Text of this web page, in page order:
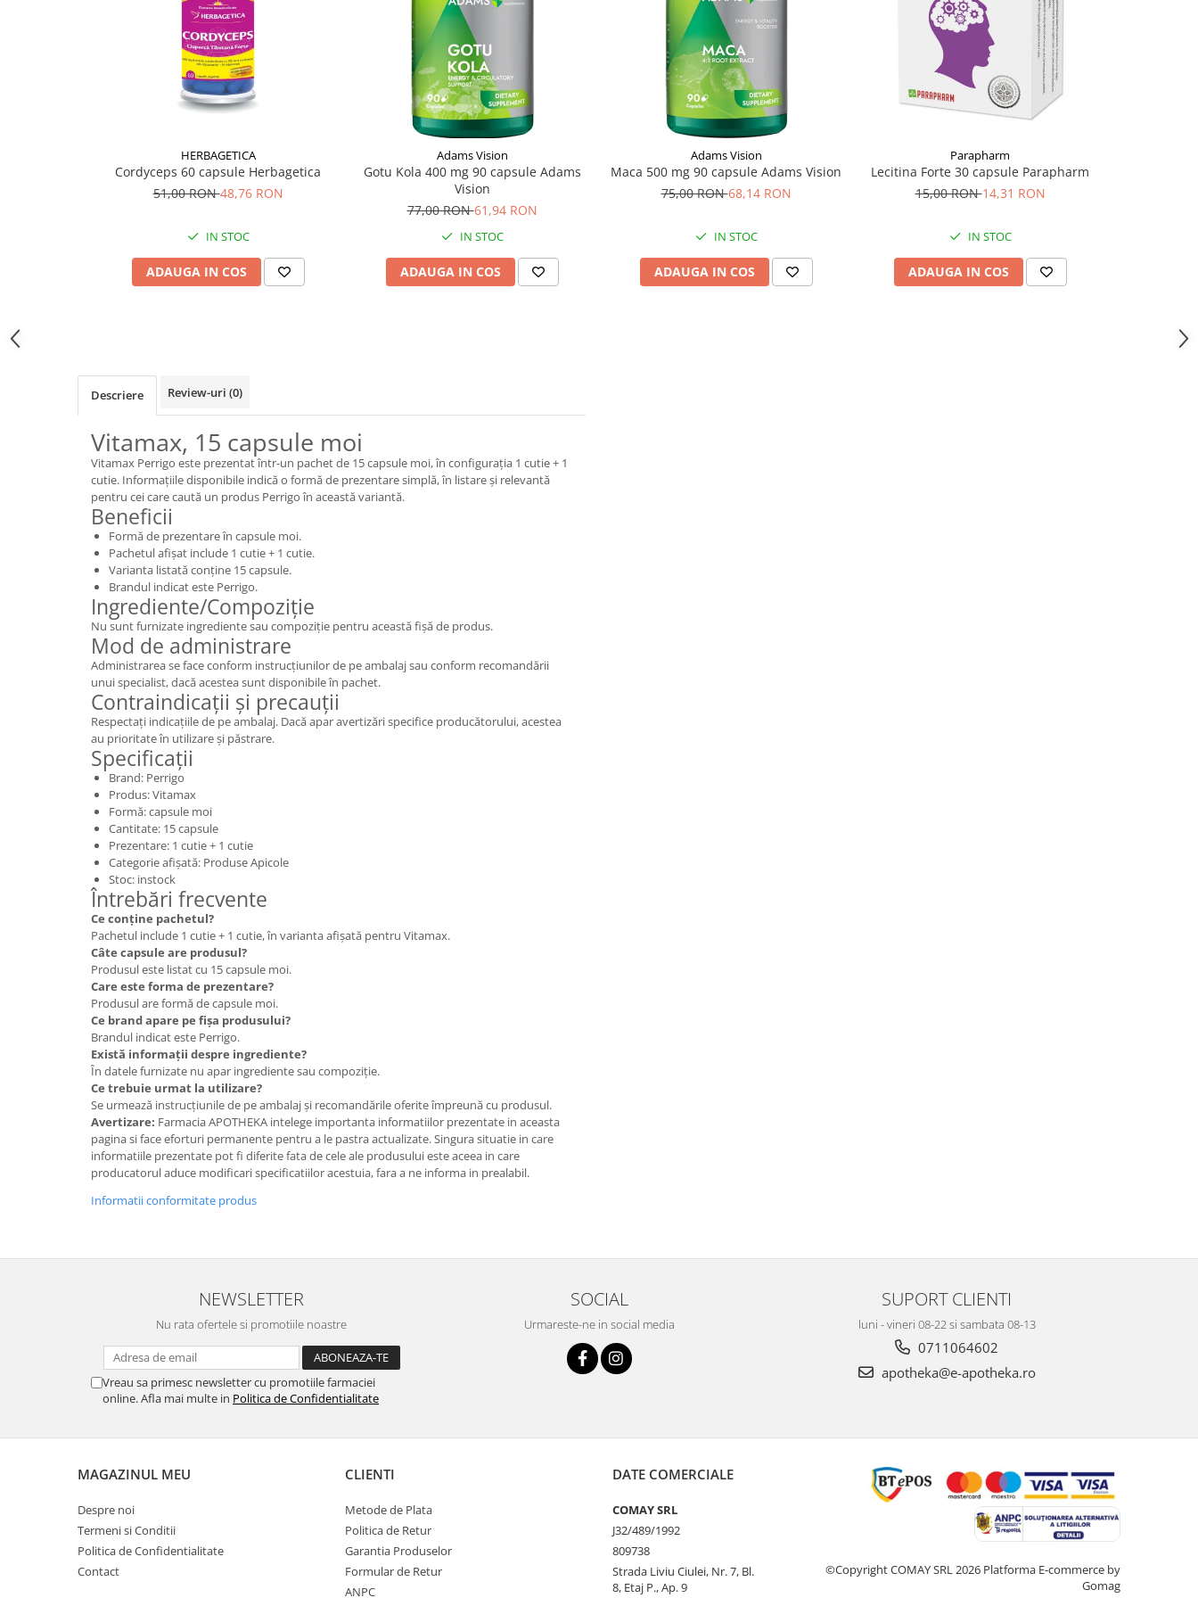
HERBAGETICA
Cordyceps 60 capsule Herbagetica
51,00 RON48,76 RON
IN STOC
ADAUGA IN COS
Adams Vision
Gotu Kola 400 mg 90 capsule Adams
Vision
77,00 RON61,94 RON
IN STOC
ADAUGA IN COS
Adams Vision
Maca 500 mg 90 capsule Adams Vision
75,00 RON68,14 RON
IN STOC
ADAUGA IN COS
Parapharm
Lecitina Forte 30 capsule Parapharm
15,00 RON14,31 RON
IN STOC
ADAUGA IN COS
Descriere Review-uri (0)
Vitamax, 15 capsule moi
Vitamax Perrigo este prezentat într-un pachet de 15 capsule moi, în configurația 1 cutie + 1
cutie. Informațiile disponibile indică o formă de prezentare simplă, în listare și relevantă
pentru cei care caută un produs Perrigo în această variantă.
Beneficii
Formă de prezentare în capsule moi.
Pachetul afișat include 1 cutie + 1 cutie.
Varianta listată conține 15 capsule.
Brandul indicat este Perrigo.
Ingrediente/Compoziție
Nu sunt furnizate ingrediente sau compoziție pentru această fișă de produs.
Mod de administrare
Administrarea se face conform instrucțiunilor de pe ambalaj sau conform recomandării
unui specialist, dacă acestea sunt disponibile în pachet.
Contraindicații și precauții
Respectați indicațiile de pe ambalaj. Dacă apar avertizări specifice producătorului, acestea
au prioritate în utilizare și păstrare.
Specificații
Brand: Perrigo
Produs: Vitamax
Formă: capsule moi
Cantitate: 15 capsule
Prezentare: 1 cutie + 1 cutie
Categorie afișată: Produse Apicole
Stoc: instock
Întrebări frecvente
Ce conține pachetul?
Pachetul include 1 cutie + 1 cutie, în varianta afișată pentru Vitamax.
Câte capsule are produsul?
Produsul este listat cu 15 capsule moi.
Care este forma de prezentare?
Produsul are formă de capsule moi.
Ce brand apare pe fișa produsului?
Brandul indicat este Perrigo.
Există informații despre ingrediente?
În datele furnizate nu apar ingrediente sau compoziție.
Ce trebuie urmat la utilizare?
Se urmează instrucțiunile de pe ambalaj și recomandările oferite împreună cu produsul.
Avertizare: Farmacia APOTHEKA intelege importanta informatiilor prezentate in aceasta
pagina si face eforturi permanente pentru a le pastra actualizate. Singura situatie in care
informatiile prezentate pot fi diferite fata de cele ale produsului este aceea in care
producatorul aduce modificari specificatiilor acestuia, fara a ne informa in prealabil.
Informatii conformitate produs
NEWSLETTER
Nu rata ofertele si promotiile noastre
Vreau sa primesc newsletter cu promotiile farmaciei
online. Afla mai multe in Politica de Confidentialitate
SOCIAL
Urmareste-ne in social media
SUPORT CLIENTI
luni - vineri 08-22 si sambata 08-13
0711064602
apotheka@e-apotheka.ro
MAGAZINUL MEU
Despre noi
Termeni si Conditii
Politica de Confidentialitate
Contact
CLIENTI
Metode de Plata
Politica de Retur
Garantia Produselor
Formular de Retur
ANPC
DATE COMERCIALE
COMAY SRL
J32/489/1992
809738
Strada Liviu Ciulei, Nr. 7, Bl.
8, Etaj P., Ap. 9
©Copyright COMAY SRL 2026 Platforma E-commerce by
Gomag